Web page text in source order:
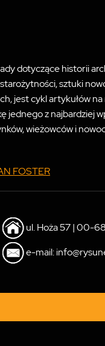
dotyczące historii
sztuki
jest cykl artykułów na
z najbardziej
wieżowców i
FOSTER
ul. Hoża 57 | 00-
e-mail: